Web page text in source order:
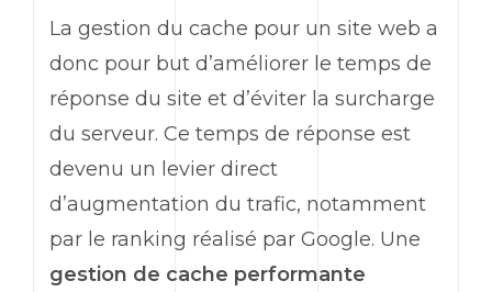
La gestion du cache pour un site web a
donc pour but d’améliorer le temps de
réponse du site et d’éviter la surcharge
du serveur. Ce temps de réponse est
devenu un levier direct
d’augmentation du trafic, notamment
par le ranking réalisé par Google. Une
gestion de cache performante